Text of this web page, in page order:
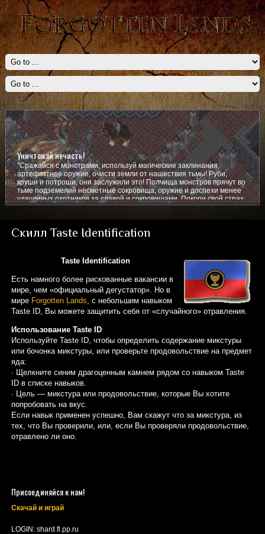
Уничтожай нечисть!
"Сражайся с монстрами, используй магические заклинания,
артефактное оружие, очисти земли от нашествия тьмы! Руби,
круши и потроши, они заслужили это! Полчища монстров прячут во
тьме подземелий несметные сокровища, оружие и доспехи менее
удачливых охотников за славой и сокровищами. Покори свой страх,
покажи им кто тут главный!
Скилл Taste Identification
Taste Identification
Есть намного более рискованные вакансии в
мире, чем «официальный дегустатор». Но в
мире Forgotten Lands , с небольшим навыком
Taste ID, Вы можете защитить себя от «случайного» отравления.
Использование Taste ID
Используйте Taste ID, чтобы определить содержание микстуры
или бочонка микстуры, или проверьте продовольствие на предмет
яда:
· Щелкните синим драгоценным камнем рядом со навыком Taste
ID в списке навыков.
· Цель — микстура или продовольствие, которые Вы хотите
попробовать на вкус.
Если навык применен успешно, Вам скажут что за микстура, из
тех, что Вы проверили, или, если Вы проверяли продовольствие,
отравлено ли оно.
Присоединяйся к нам!
Скачай и играй
LOGIN: shard.fl.pp.ru